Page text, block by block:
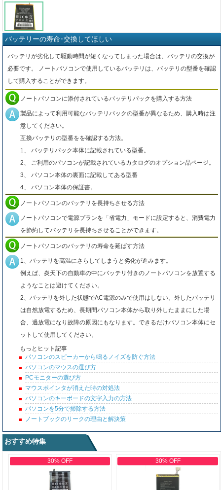
バッテリーの寿命･交換してほしい
バッテリが劣化して駆動時間が短くなってしまった場合は、バッテリの交換が
必要です。 ノートパソコンで使用しているバッテリは、バッテリの型番を確認
して購入することができます。
ノートパソコンに添付されているバッテリパックを購入する方法
製品によって利用可能なバッテリパックの型番が異なるため、購入時は注
意してください。
互換バッテリの型番をを確認する方法。
1、 バッテリパック本体に記載されている型番。
2、 ご利用のパソコンが記載されているカタログのオプション品ページ。
3、 パソコン本体の裏面に記載してある型番
4、 パソコン本体の保証書。
ノートパソコンのバッテリを長持ちさせる方法
ノートパソコンで電源プランを「省電力」モードに設定すると、消費電力
を節約してバッテリを長持ちさせることができます。
ノートパソコンのバッテリの寿命を延ばす方法
1、バッテリを高温にさらしてしまうと劣化が進みます。
例えば、炎天下の自動車の中にバッテリ付きのノートパソコンを放置する
ようなことは避けてください。
2、バッテリを外した状態でAC電源のみで使用はしない。外したバッテリ
は自然放電するため、長期間パソコン本体から取り外したままにした場
合、過放電になり故障の原因にもなります。できるだけパソコン本体にセ
ットして使用してください。
もっとヒット記事
パソコンのスピーカーから鳴るノイズを防ぐ方法
パソコンのマウスの選び方
PCモニターの選び方
マウスポインタが消えた時の対処法
パソコンのキーボードの文字入力の方法
パソコンを5分で掃除する方法
ノートブックのリークの理由と解決策
おすすめ特集
30% OFF 30% OFF